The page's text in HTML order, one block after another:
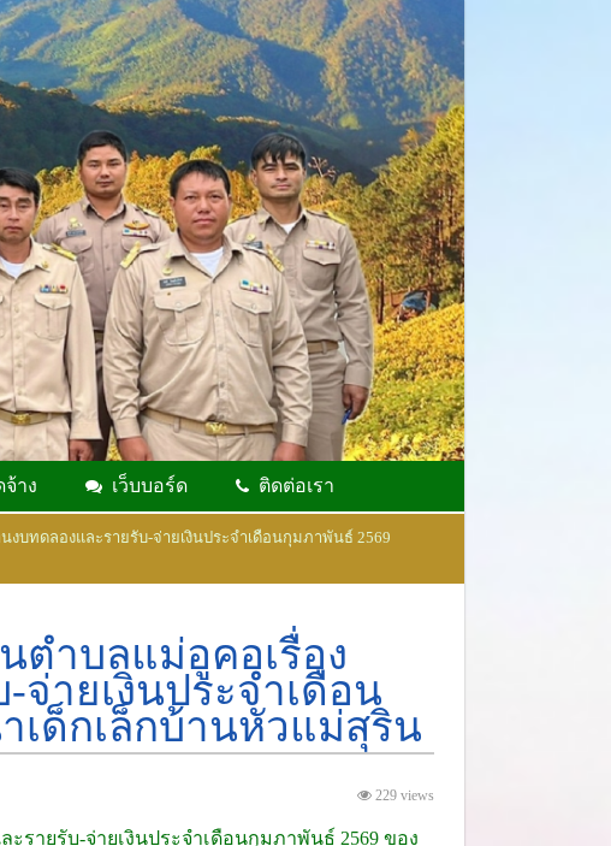
าง เว็บบอร์ด ติดต่อเรา
บทดลองและรายรับ-จ่ายเงินประจำเดือนกุมภาพันธ์ 2569
ตำบลแม่อูคอเรื่อง
จ่ายเงินประจำเดือน
ด็กเล็กบ้านหัวแม่สุริน
229 views
รายรับ-จ่ายเงินประจำเดือนกุมภาพันธ์ 2569 ของ